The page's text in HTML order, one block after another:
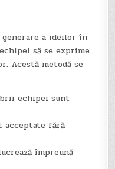
a ideilor în
să se exprime
Acestă metodă se
echipei sunt
acceptate fără
împreună